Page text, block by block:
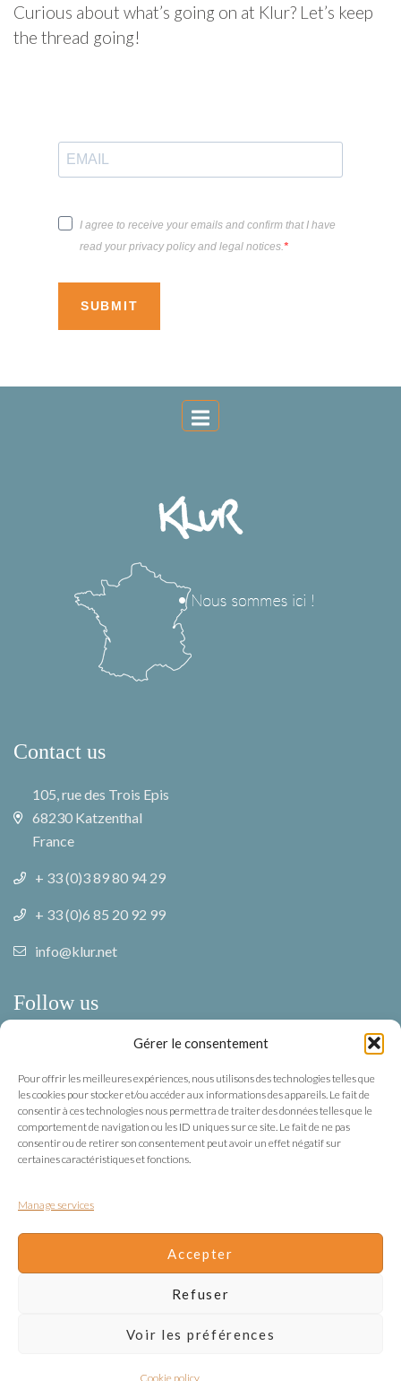
Gérer le consentement
Pour offrir les meilleures expériences, nous utilisons des technologies telles que
les cookies pour stocker et/ou accéder aux informations des appareils. Le fait de
consentir à ces technologies nous permettra de traiter des données telles que le
comportement de navigation ou les ID uniques sur ce site. Le fait de ne pas
consentir ou de retirer son consentement peut avoir un effet négatif sur
certaines caractéristiques et fonctions.
Manage services
Accepter
Refuser
Voir les préférences
Cookie policy
Curious about what’s going on at Klur? Let’s keep
the thread going!
I agree to receive your emails and confirm that I have
read your privacy policy and legal notices.
SUBMIT
Contact us
105, rue des Trois Epis
68230 Katzenthal
France
+ 33 (0)3 89 80 94 29
+ 33 (0)6 85 20 92 99
info@klur.net
Follow us
Instagram
Terms of use
Terms of use